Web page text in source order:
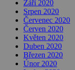
Září 2020
Srpen 2020
Červenec 2020
Červen 2020
Květen 2020
Duben 2020
Březen 2020
Únor 2020